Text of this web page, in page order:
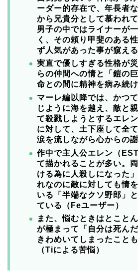
ーダー的存在で、年長者
から兄貴分として慕われ
男子の中ではライナーが
く、その頼り甲斐のある
ず人気があった事が窺える
実直で優しすぎる性格が
らの仲間への情と「鎧の
命との間に精神を病み続
マーレ編以降では、かつ
じように海を越え、敵と
て殺戮しようとするエレ
に対して、土下座して全
涙を流しながら心からの
作中で主人公エレン（
て描かれることが多い。
ける為に人殺しになった
れなのに敵に対しても情
いる「半端なクソ野郎」
ている（Feユーザー）
また、悩むときはとこと
が極まって「自分は死ん
きわめいてしまったこと
（Tiによる苦悩）